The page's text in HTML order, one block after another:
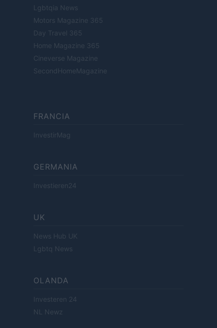
Lgbtqia News
Motors Magazine 365
Day Travel 365
Home Magazine 365
Cineverse Magazine
SecondHomeMagazine
FRANCIA
InvestirMag
GERMANIA
Investieren24
UK
News Hub UK
Lgbtq News
OLANDA
Investeren 24
NL Newz